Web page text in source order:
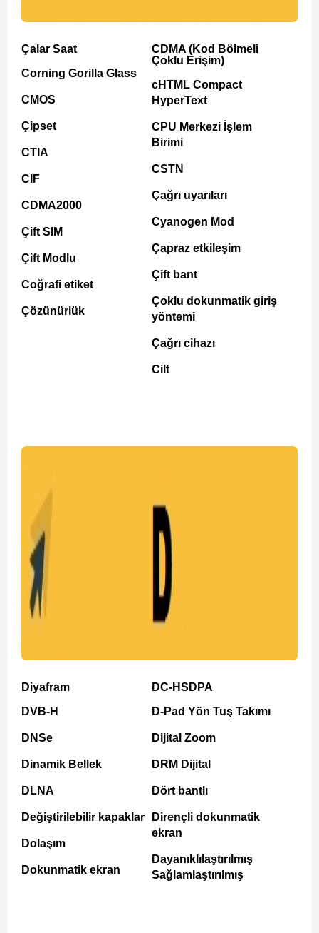
Çalar Saat
Corning Gorilla Glass
CMOS
Çipset
CTIA
CIF
CDMA2000
Çift SIM
Çift Modlu
Coğrafi etiket
Çözünürlük
CDMA (Kod Bölmeli
Çoklu Erişim)
cHTML Compact
HyperText
CPU Merkezi İşlem
Birimi
CSTN
Çağrı uyarıları
Cyanogen Mod
Çapraz etkileşim
Çift bant
Çoklu dokunmatik giriş
yöntemi
Çağrı cihazı
Cilt
Diyafram
DVB-H
DNSe
Dinamik Bellek
DLNA
Değiştirilebilir kapaklar
Dolaşım
Dokunmatik ekran
DC-HSDPA
D-Pad Yön Tuş Takımı
Dijital Zoom
DRM Dijital
Dört bantlı
Dirençli dokunmatik
ekran
Dayanıklılaştırılmış
Sağlamlaştırılmış